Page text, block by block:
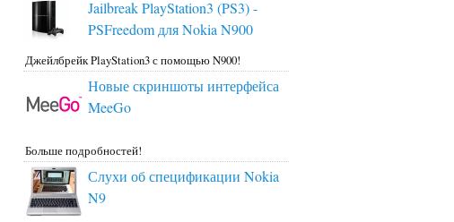
Jailbreak PlayStation3 (PS3) -
PSFreedom для Nokia N900
Джейлбрейк PlayStation3 с помощью N900!
Новые скриншоты интерфейса
MeeGo
Больше подробностей!
Слухи об спецификации Nokia
N9